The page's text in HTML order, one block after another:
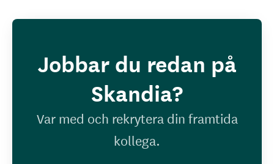
Jobbar du redan på
Skandia?
Var med och rekrytera din framtida
kollega.